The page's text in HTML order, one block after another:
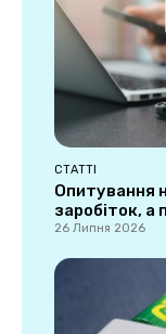
СТАТТІ
Опитування
заробіток, а
26 Липня 2026